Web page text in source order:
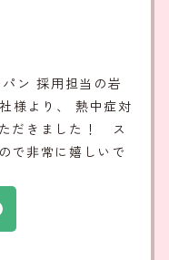
ン 採用担当の岩
様より、 熱中症対
だきました！ ス
で非常に嬉しいで